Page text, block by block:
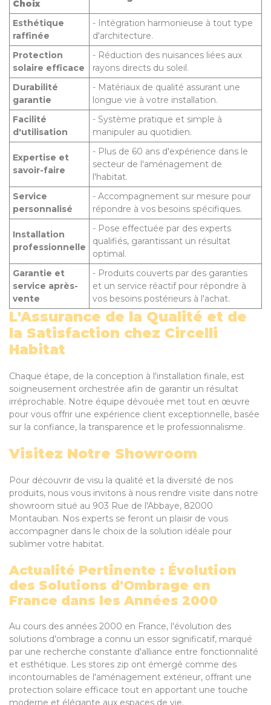
Choix
Esthétique
raffinée
- Intégration harmonieuse à tout type
d'architecture.
Protection
solaire efficace
- Réduction des nuisances liées aux
rayons directs du soleil.
Durabilité
garantie
- Matériaux de qualité assurant une
longue vie à votre installation.
Facilité
d'utilisation
- Système pratique et simple à
manipuler au quotidien.
Expertise et
savoir-faire
- Plus de 60 ans d'expérience dans le
secteur de l'aménagement de
l'habitat.
Service
personnalisé
- Accompagnement sur mesure pour
répondre à vos besoins spécifiques.
Installation
professionnelle
- Pose effectuée par des experts
qualifiés, garantissant un résultat
optimal.
Garantie et
service après-
vente
- Produits couverts par des garanties
et un service réactif pour répondre à
vos besoins postérieurs à l'achat.
L'Assurance de la Qualité et de
la Satisfaction chez Circelli
Habitat
Chaque étape, de la conception à l'installation finale, est
soigneusement orchestrée afin de garantir un résultat
irréprochable. Notre équipe dévouée met tout en œuvre
pour vous offrir une expérience client exceptionnelle, basée
sur la confiance, la transparence et le professionnalisme.
Visitez Notre Showroom
Pour découvrir de visu la qualité et la diversité de nos
produits, nous vous invitons à nous rendre visite dans notre
showroom situé au 903 Rue de l'Abbaye, 82000
Montauban. Nos experts se feront un plaisir de vous
accompagner dans le choix de la solution idéale pour
sublimer votre habitat.
Actualité Pertinente : Évolution
des Solutions d'Ombrage en
France dans les Années 2000
Au cours des années 2000 en France, l'évolution des
solutions d'ombrage a connu un essor significatif, marqué
par une recherche constante d'alliance entre fonctionnalité
et esthétique. Les stores zip ont émergé comme des
incontournables de l'aménagement extérieur, offrant une
protection solaire efficace tout en apportant une touche
moderne et élégante aux espaces de vie.